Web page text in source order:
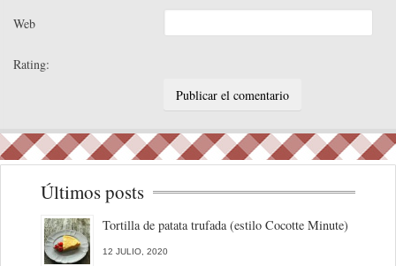
Web
Rating:
Últimos posts
Tortilla de patata trufada (estilo Cocotte Minute)
12 JULIO, 2020